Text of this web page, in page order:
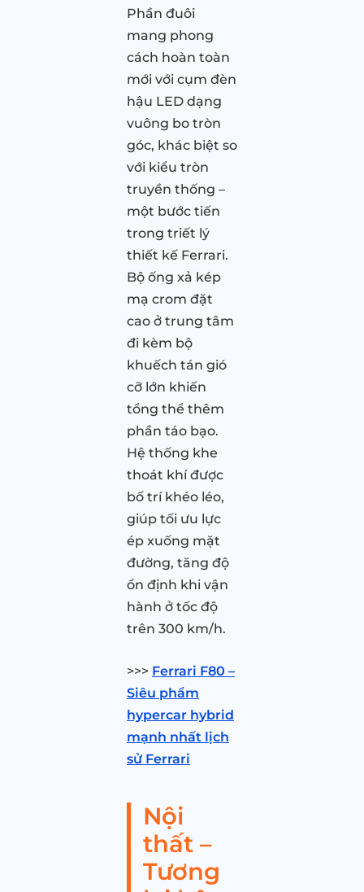
Phần đuôi
mang phong
cách hoàn toàn
mới với cụm đèn
hậu LED dạng
vuông bo tròn
góc, khác biệt so
với kiểu tròn
truyền thống –
một bước tiến
trong triết lý
thiết kế Ferrari.
Bộ ống xả kép
mạ crom đặt
cao ở trung tâm
đi kèm bộ
khuếch tán gió
cỡ lớn khiến
tổng thể thêm
phần táo bạo.
Hệ thống khe
thoát khí được
bố trí khéo léo,
giúp tối ưu lực
ép xuống mặt
đường, tăng độ
ổn định khi vận
hành ở tốc độ
trên 300 km/h.
>>> Ferrari F80 –
Siêu phẩm
hypercar hybrid
mạnh nhất lịch
sử Ferrari
Nội
thất –
Tương